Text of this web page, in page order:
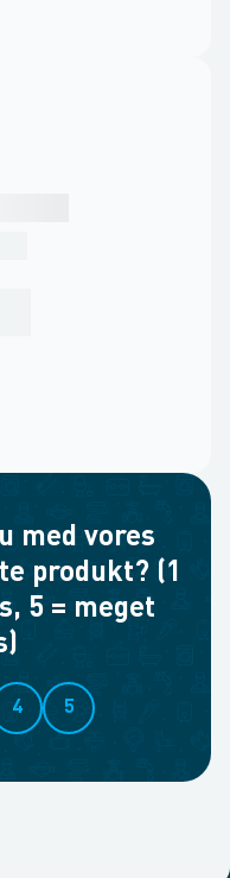
med vores
produkt? (1
5 = meget
4 5